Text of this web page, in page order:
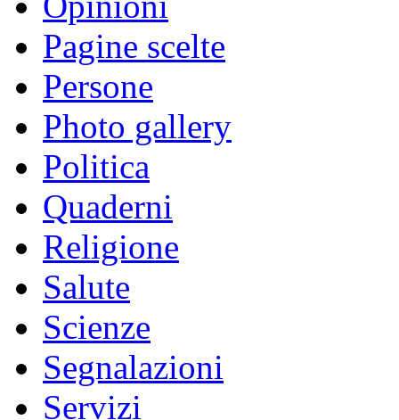
Pagine scelte
Persone
Photo gallery
Politica
Quaderni
Religione
Salute
Scienze
Segnalazioni
Servizi